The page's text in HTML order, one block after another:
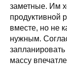
заметные. Им
продуктивной
вместе, но не
нужным.
массу